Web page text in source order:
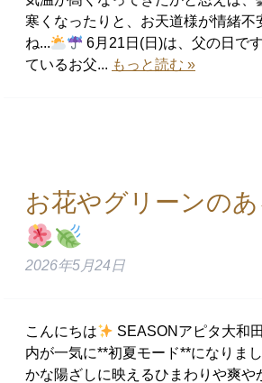
寒くなったりと、お天道様が情緒不
ね...
6月21日(日)は、父の日です
ているお父... もっと読む »
お花やグリーンの
2026年5月24日
こんにちは SEASONアピタ大和
内が一気に**初夏モード**になりま
かな陽ざしに映えるひまわりや爽や